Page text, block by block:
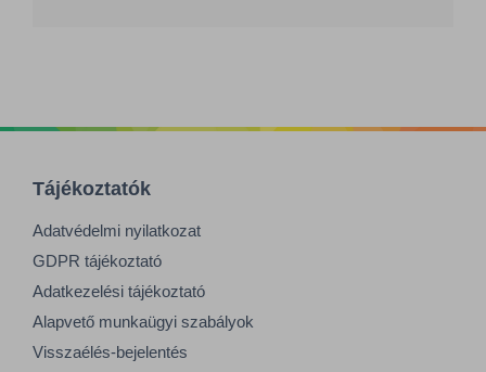
Tájékoztatók
Adatvédelmi nyilatkozat
GDPR tájékoztató
Adatkezelési tájékoztató
Alapvető munkaügyi szabályok
Visszaélés-bejelentés